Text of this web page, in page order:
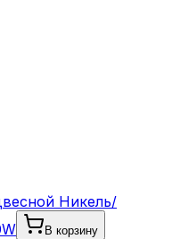
Никель/
В корзину